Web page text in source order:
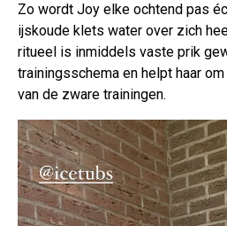
Zo wordt Joy elke ochtend pas
ijskoude klets water over zich
ritueel is inmiddels vaste prik
trainingsschema en helpt haar
van de zware trainingen.